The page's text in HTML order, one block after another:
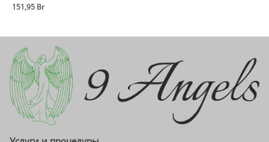
151,95 Br